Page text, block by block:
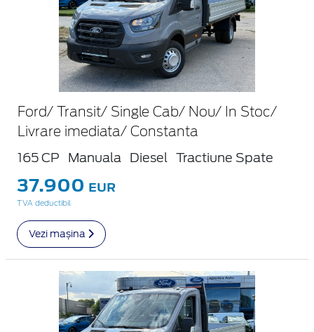
Ford/ Transit/ Single Cab/ Nou/ In Stoc/
Livrare imediata/ Constanta
165 CP Manuala Diesel Tractiune Spate
37.900 EUR
TVA deductibil
Vezi mașina